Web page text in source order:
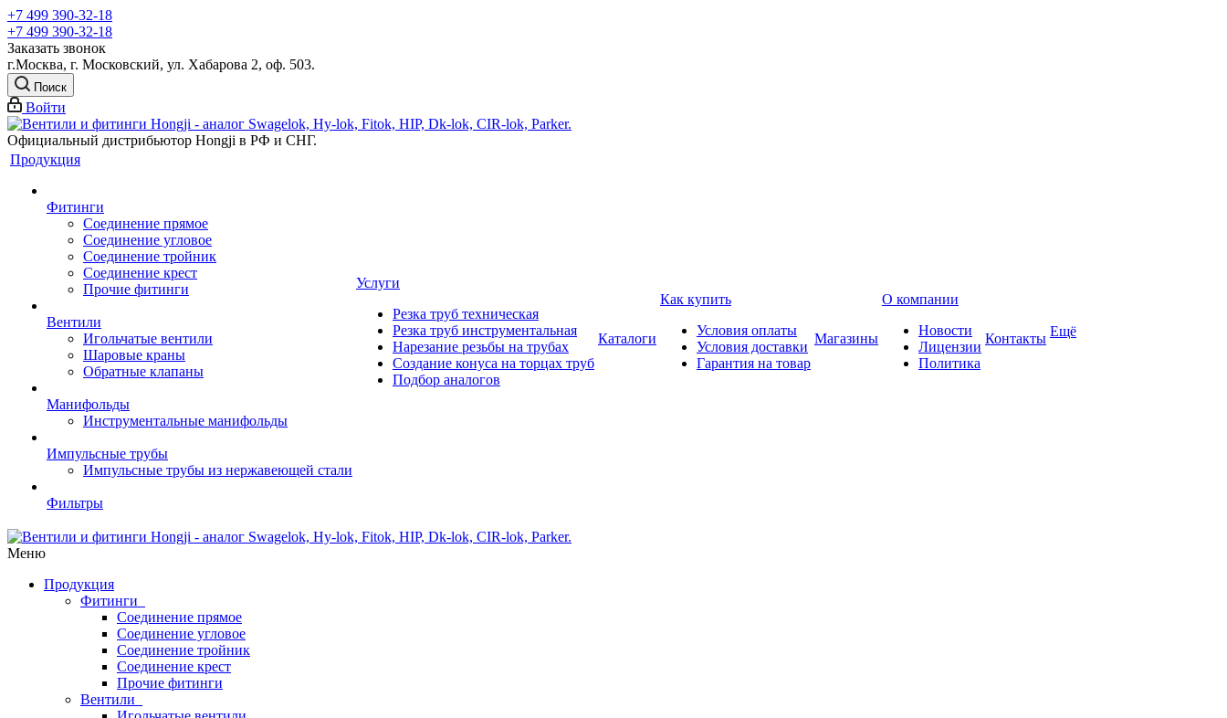
+7 499 390-32-18
+7 499 390-32-18
Заказать звонок
г.Москва, г. Московский, ул. Хабарова 2, оф. 503.
Поиск
Войти
Официальный дистрибьютор Hongji в РФ и СНГ.
Продукция
Фитинги
Соединение прямое
Соединение угловое
Соединение тройник
Соединение крест
Прочие фитинги
Вентили
Игольчатые вентили
Шаровые краны
Обратные клапаны
Манифольды
Инструментальные манифольды
Импульсные трубы
Импульсные трубы из нержавеющей стали
Фильтры
Услуги
Резка труб техническая
Резка труб инструментальная
Нарезание резьбы на трубах
Создание конуса на торцах труб
Подбор аналогов
Каталоги
Как купить
Условия оплаты
Условия доставки
Гарантия на товар
Магазины
О компании
Новости
Лицензии
Политика
Контакты Ещё
Меню
Продукция
Фитинги
Соединение прямое
Соединение угловое
Соединение тройник
Соединение крест
Прочие фитинги
Вентили